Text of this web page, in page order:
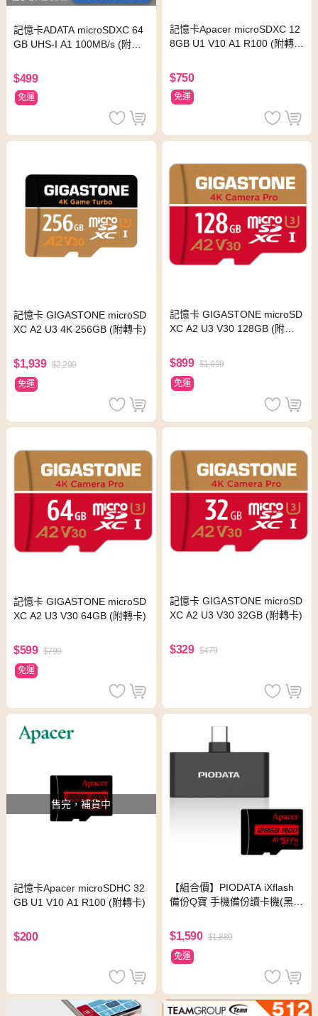
記憶卡ADATA microSDXC 64
GB UHS-I A1 100MB/s (附轉
$499
免運
記憶卡Apacer microSDXC 12
8GB U1 V10 A1 R100 (附轉
$750
免運
記憶卡 GIGASTONE microSD
XC A2 U3 4K 256GB (附轉卡)
$1,939 $2,299
免運
記憶卡 GIGASTONE microSD
XC A2 U3 V30 128GB (附轉
$899 $1,099
免運
記憶卡 GIGASTONE microSD
XC A2 U3 V30 64GB (附轉卡)
$599 $799
免運
記憶卡 GIGASTONE microSD
XC A2 U3 V30 32GB (附轉卡)
$329 $479
售完，補貨中
記憶卡Apacer microSDHC 32
GB U1 V10 A1 R100 (附轉卡)
$200
【組合價】PIODATA iXflash
備份Q寶 手機備份讀卡機(黑)
28GB附轉卡)
$1,590 $1,889
免運